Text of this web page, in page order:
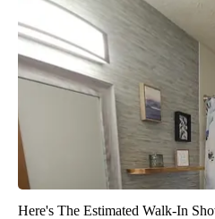
Here's The Estimated Walk-In